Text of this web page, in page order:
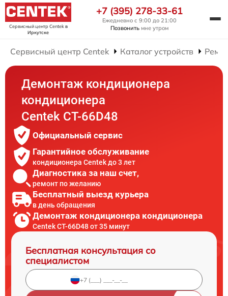
Сервисный центр Centekв
Иркутске
+7 (395) 278-33-61
Ежедневно с 9:00 до 21:00
Позвонить мне утром
Сервисный центр Centek Каталог устройств
Демонтаж кондиционера
кондиционера
Centek CT-66D48
Официальный сервис
Гарантийное обслуживание
кондиционера Centek до 3 лет
Диагностика за наш счет,
ремонт по желанию
Бесплатный выезд курьера
в день обращения
Демонтаж кондиционера кондиционера
Centek CT-66D48 от 35 минут
Бесплатная консультация со
специалистом